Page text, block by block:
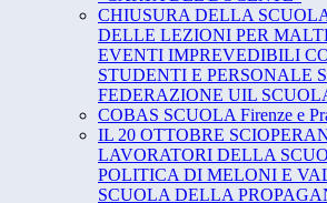
CHIUSURA DELLA
DELLE LEZIONI PER
EVENTI IMPREVEDIBILI
STUDENTI E PERSONALE
FEDERAZIONE UIL
COBAS SCUOLA Firenze e
IL 20 OTTOBRE
LAVORATORI DELLA
POLITICA DI MELONI E
SCUOLA DELLA